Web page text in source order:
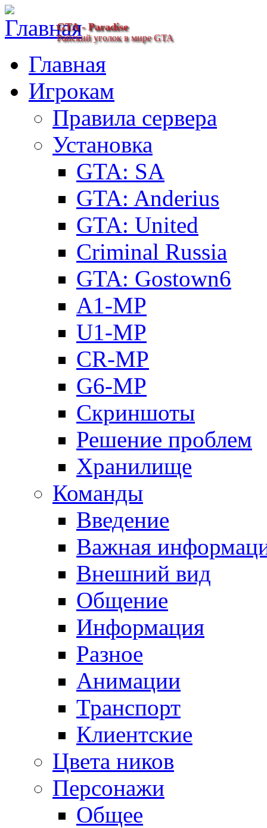
GTA - Paradise
Райский уголок в мире GTA
Главная
Игрокам
Правила сервера
Установка
GTA: SA
GTA: Anderius
GTA: United
Criminal Russia
GTA: Gostown6
A1-MP
U1-MP
CR-MP
G6-MP
Скриншоты
Решение проблем
Хранилище
Команды
Введение
Важная
Внешний вид
Общение
Информация
Разное
Анимации
Транспорт
Клиентские
Цвета ников
Персонажи
Общее